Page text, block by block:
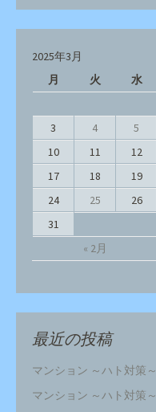
2025年3月
月
火 水
« 2月
3
4 5
10
11 12
17
18 19
24
25 26
31
最近の投稿
マンション ～ハト対策～
マンション ～ハト対策～